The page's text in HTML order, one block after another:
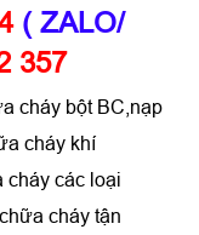
( ZALO/
357
cháy bột BC,nạp
cháy khí
cháy các loại
cháy tận